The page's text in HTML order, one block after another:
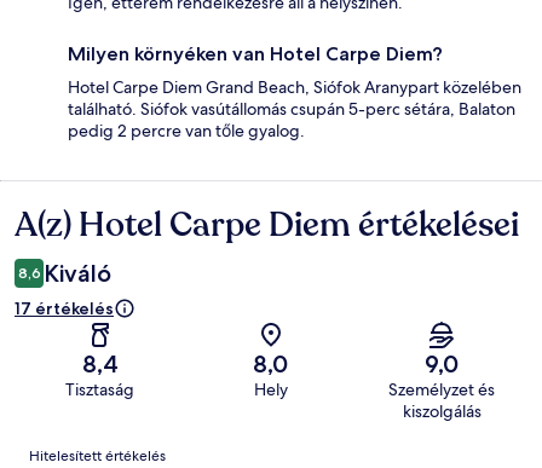
Milyen környéken van Hotel Carpe Diem?
Hotel Carpe Diem Grand Beach, Siófok Aranypart közelében
található. Siófok vasútállomás csupán 5-perc sétára, Balaton
pedig 2 percre van tőle gyalog.
Értékelések
A(z) Hotel Carpe Diem értékelései
8,6 Kiváló
17 értékelés
8,4
Tisztaság
8,0
Hely
9,0
Személyzet és
kiszolgálás
Értékelések
Hitelesített értékelés